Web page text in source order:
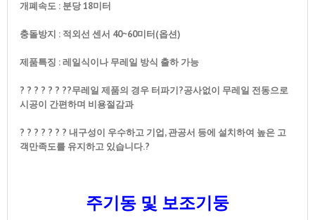
개폐속도 : 분당 18미터
충돌방지 : 적외선 센서 40~60미터(옵션)
제품특징 : 레일식이나 무레일 방식 출하 가능
? ? ? ? ? ? ??무레일 제품의 경우 터파기?공사없이 무레일 전동으로
시공이 간편하며 비용절감과
? ? ? ? ? ? ? 내구성이 우수하고 기업, 관공서 등에 설치하여 높은 고
객만족도를 유지하고 있습니다.?
주기동 및 보조기둥